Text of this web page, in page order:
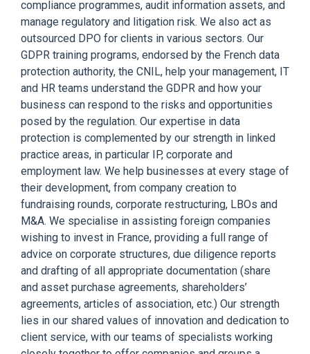
compliance programmes, audit information assets, and
manage regulatory and litigation risk. We also act as
outsourced DPO for clients in various sectors. Our
GDPR training programs, endorsed by the French data
protection authority, the CNIL, help your management, IT
and HR teams understand the GDPR and how your
business can respond to the risks and opportunities
posed by the regulation. Our expertise in data
protection is complemented by our strength in linked
practice areas, in particular IP, corporate and
employment law. We help businesses at every stage of
their development, from company creation to
fundraising rounds, corporate restructuring, LBOs and
M&A. We specialise in assisting foreign companies
wishing to invest in France, providing a full range of
advice on corporate structures, due diligence reports
and drafting of all appropriate documentation (share
and asset purchase agreements, shareholders’
agreements, articles of association, etc.) Our strength
lies in our shared values of innovation and dedication to
client service, with our teams of specialists working